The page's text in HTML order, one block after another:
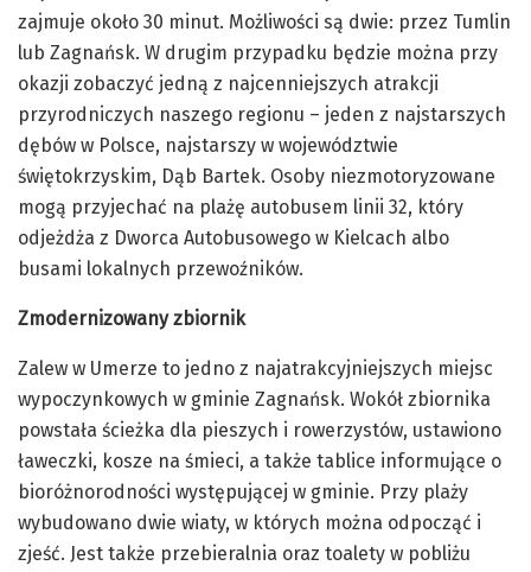
zajmuje około 30 minut. Możliwości są dwie: przez Tumlin
lub Zagnańsk. W drugim przypadku będzie można przy
okazji zobaczyć jedną z najcenniejszych atrakcji
przyrodniczych naszego regionu – jeden z najstarszych
dębów w Polsce, najstarszy w województwie
świętokrzyskim, Dąb Bartek. Osoby niezmotoryzowane
mogą przyjechać na plażę autobusem linii 32, który
odjeżdża z Dworca Autobusowego w Kielcach albo
busami lokalnych przewoźników.
Zmodernizowany zbiornik
Zalew w Umerze to jedno z najatrakcyjniejszych miejsc
wypoczynkowych w gminie Zagnańsk. Wokół zbiornika
powstała ścieżka dla pieszych i rowerzystów, ustawiono
ławeczki, kosze na śmieci, a także tablice informujące o
bioróżnorodności występującej w gminie. Przy plaży
wybudowano dwie wiaty, w których można odpocząć i
zjeść. Jest także przebieralnia oraz toalety w pobliżu